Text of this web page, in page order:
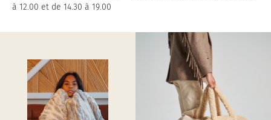
à 12.00 et de 14.30 à 19.00